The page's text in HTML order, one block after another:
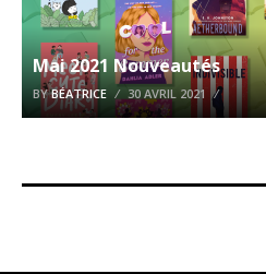
Mai 2021 Nouveautés
BYBÉATRICE 30 AVRIL 2021